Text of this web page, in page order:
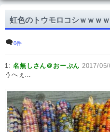
虹色のトウモロコシｗｗｗ
0件
1:名無しさん＠おーぷん 2017/
うへぇ…